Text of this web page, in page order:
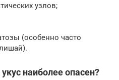
узлов;
(особенно часто
наиболее опасен?